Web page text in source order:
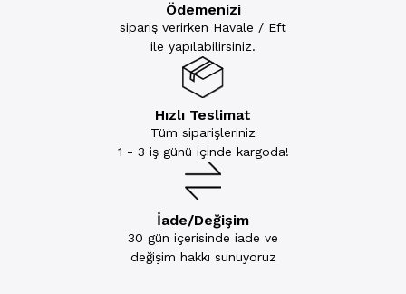
Ödemenizi
sipariş verirken Havale / Eft
ile yapılabilirsiniz.
Hızlı Teslimat
Tüm siparişleriniz
1 - 3 iş günü içinde kargoda!
İade/Değişim
30 gün içerisinde iade ve
değişim hakkı sunuyoruz